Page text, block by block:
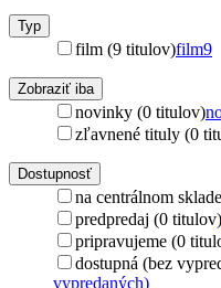
Typ
film (9 titulov)film9
Zobraziť iba
novinky (0 titulov)
zľavnené tituly (0
Dostupnosť
na centrálnom
predpredaj (0 titulov)
pripravujeme (0
dostupná (bez
vypredaných)